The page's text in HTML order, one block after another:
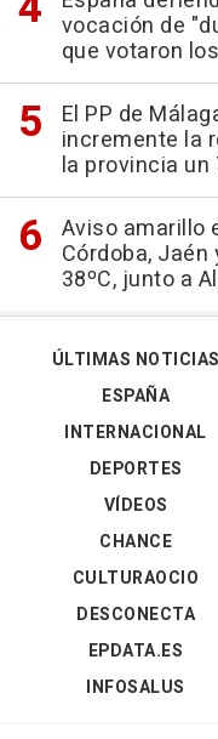
vocación de
que votaron
El PP de
incremente la
la provincia un
Aviso amarillo
Córdoba,
38ºC, junto a
ÚLTIMAS NOTICIAS
ESPAÑA
INTERNACIONAL
DEPORTES
VÍDEOS
CHANCE
CULTURAOCIO
DESCONECTA
EPDATA.ES
INFOSALUS